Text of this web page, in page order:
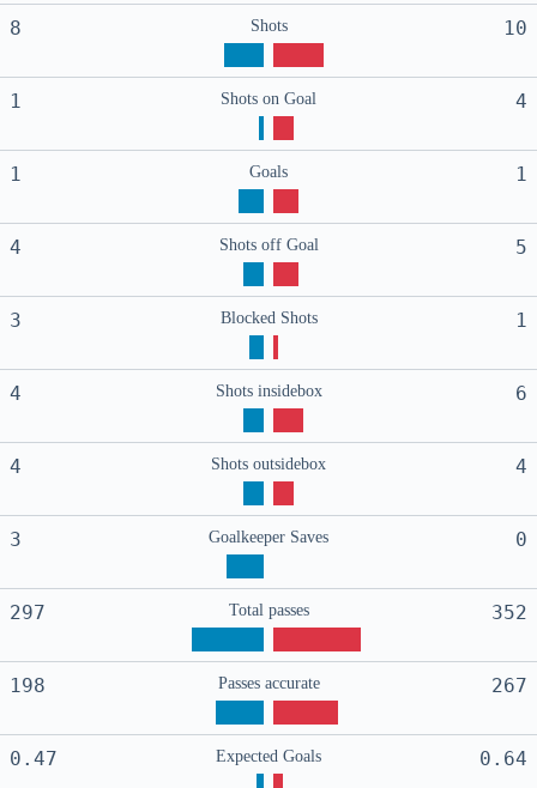
8 Shots 10
1 Shots on Goal 4
1 Goals 1
4 Shots off Goal 5
3 Blocked Shots 1
4 Shots insidebox 6
4 Shots outsidebox 4
3 Goalkeeper Saves 0
297 Total passes 352
198 Passes accurate 267
0.47 Expected Goals 0.64